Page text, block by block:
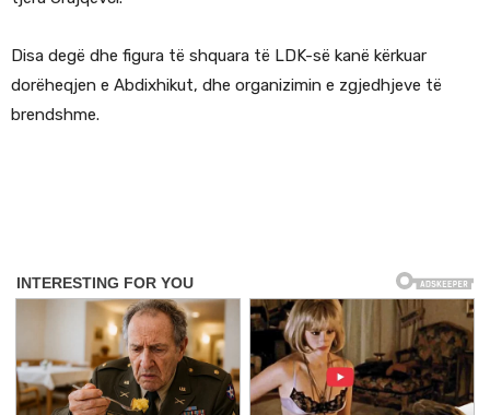
Disa degë dhe figura të shquara të LDK-së kanë kërkuar
dorëheqjen e Abdixhikut, dhe organizimin e zgjedhjeve të
brendshme.